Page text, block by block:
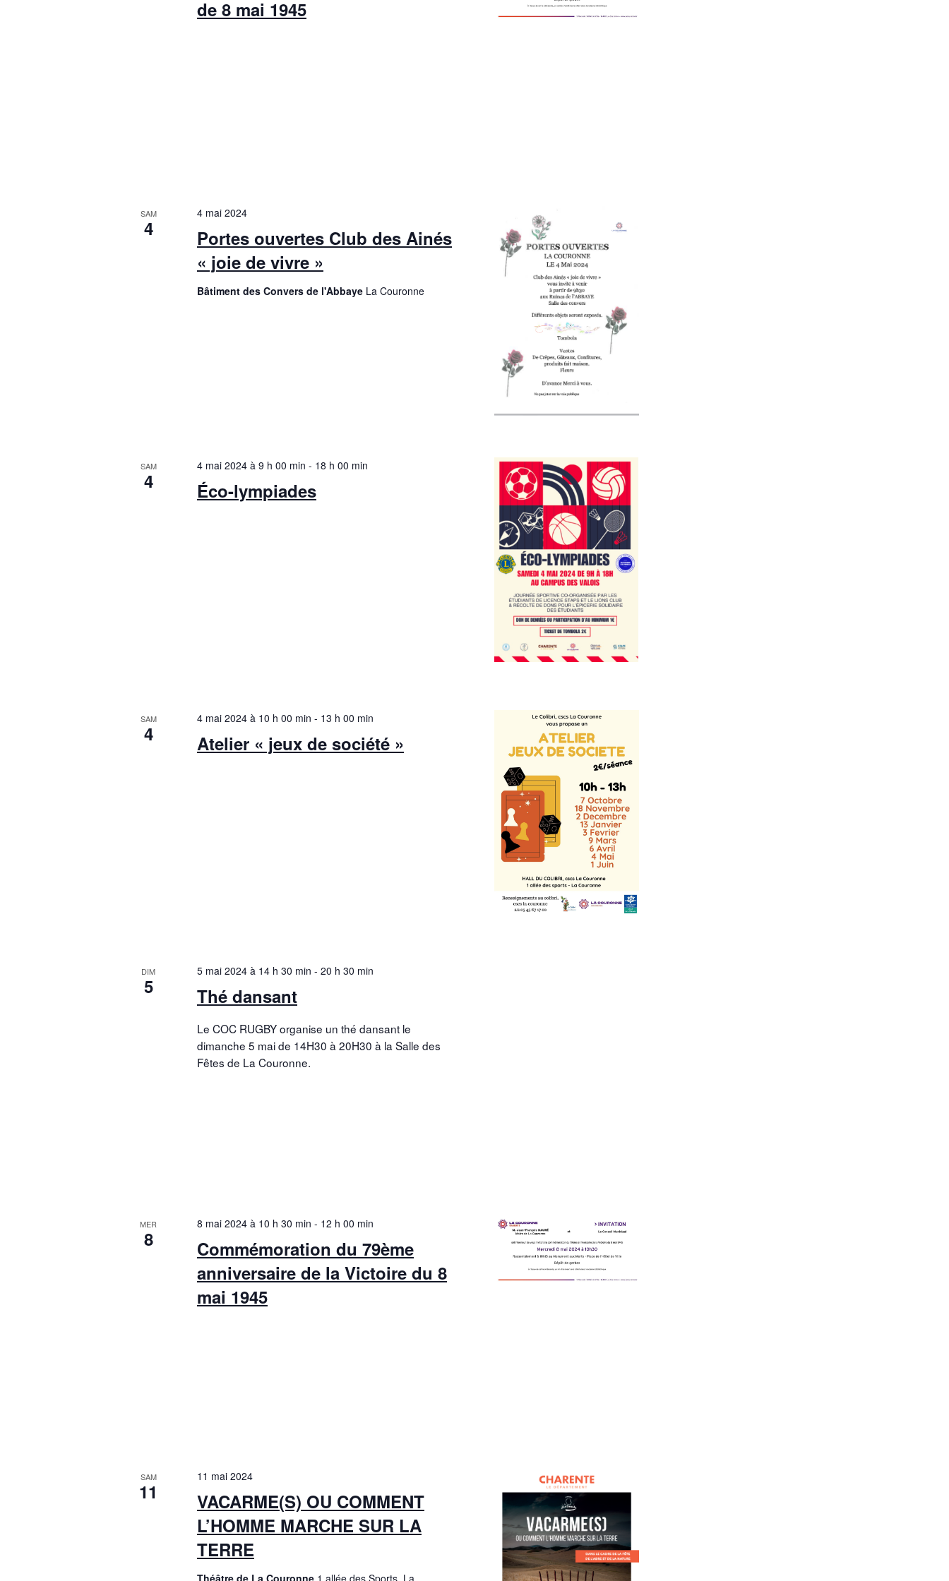
de 8 mai 1945
SAM
4
Portes ouvertes Club des Ainés
« joie de vivre »
4 mai 2024
Bâtiment des Convers de l'Abbaye La Couronne
SAM
4 Éco-lympiades
4 mai 2024 à 9 h 00 min - 18 h 00 min
SAM
4 Atelier « jeux de société »
4 mai 2024 à 10 h 00 min - 13 h 00 min
DIM
5 Thé dansant
5 mai 2024 à 14 h 30 min - 20 h 30 min
Le COC RUGBY organise un thé dansant le
dimanche 5 mai de 14H30 à 20H30 à la Salle des
Fêtes de La Couronne.
MER
8
Commémoration du 79ème
anniversaire de la Victoire du 8
mai 1945
8 mai 2024 à 10 h 30 min - 12 h 00 min
SAM
11
VACARME(S) OU COMMENT
L’HOMME MARCHE SUR LA
TERRE
11 mai 2024
Théâtre de La Couronne 1 allée des Sports, La